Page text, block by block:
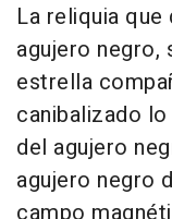
La reliquia que
agujero negro,
estrella
canibalizado
del agujero
agujero negro